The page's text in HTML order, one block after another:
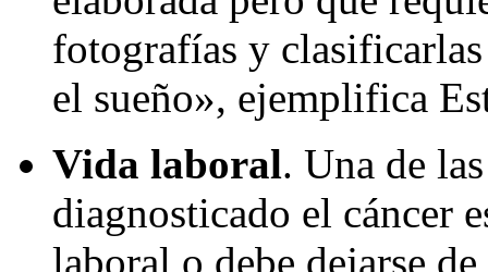
fotografías y
el sueño», ejemplifica
Vida laboral. Una de
diagnosticado el cáncer
laboral o debe dejarse